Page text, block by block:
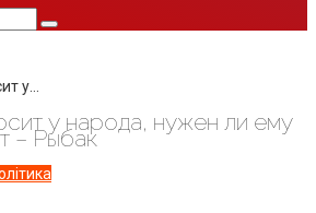
у…
у народа, нужен ли ему
– Рыбак